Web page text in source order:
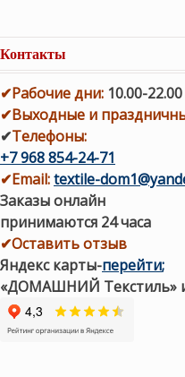
Контакты
✔Рабочие дни: 10.00-22.00
✔Выходные и
✔Телефоны:
+7 968 854-24-71
✔Email:textile-
Заказы онлайн
принимаются 24 часа
✔Оставить отзыв
Яндекс карты-перейти;
«ДОМАШНИЙ Текстиль»